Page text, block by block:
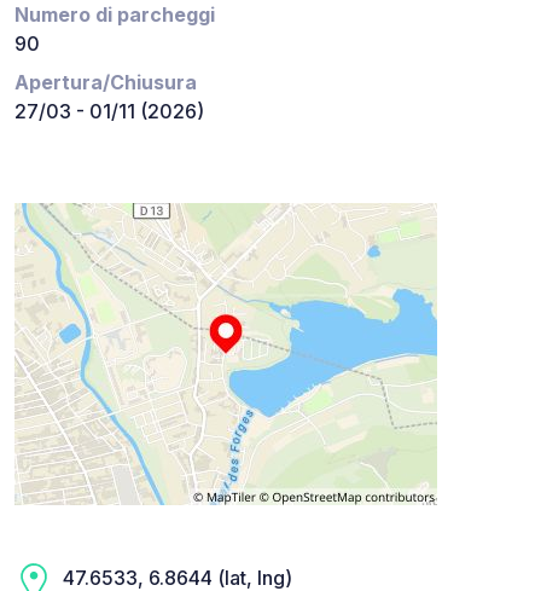
Numero di parcheggi
90
Apertura/Chiusura
27/03 - 01/11 (2026)
47.6533, 6.8644 (lat, lng)